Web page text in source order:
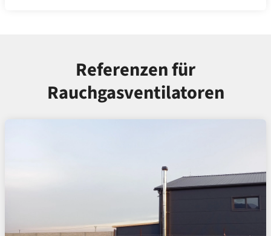
Referenzen für
Rauchgasventilatoren